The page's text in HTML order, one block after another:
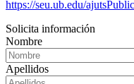
https://seu.ub.edu/
Solicita información
Nombre
Apellidos